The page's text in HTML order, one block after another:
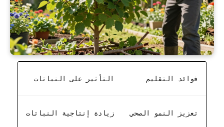
فوائد التقليم التأثير على النباتات
تعزيز النمو الصحي زيادة إنتاجية النباتات